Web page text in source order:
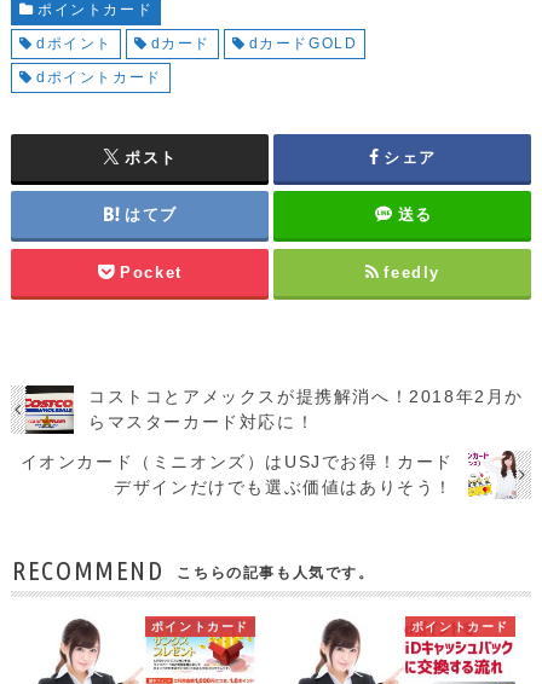
ポイントカード
dポイント
dカード
dカードGOLD
dポイントカード
ポスト シェア
はてブ 送る
Pocket feedly
コストコとアメックスが提携解消へ！2018年2月か
らマスターカード対応に！
イオンカード（ミニオンズ）はUSJでお得！カード
デザインだけでも選ぶ価値はありそう！
RECOMMEND こちらの記事も人気です。
ポイントカード ポイントカード